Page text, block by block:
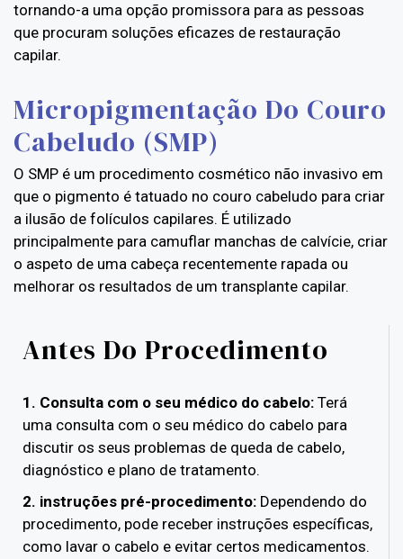
tornando-a uma opção promissora para as pessoas
que procuram soluções eficazes de restauração
capilar.
Micropigmentação Do Couro
Cabeludo (SMP)
O SMP é um procedimento cosmético não invasivo em
que o pigmento é tatuado no couro cabeludo para criar
a ilusão de folículos capilares. É utilizado
principalmente para camuflar manchas de calvície, criar
o aspeto de uma cabeça recentemente rapada ou
melhorar os resultados de um transplante capilar.
Antes Do Procedimento
1. Consulta com o seu médico do cabelo: Terá
uma consulta com o seu médico do cabelo para
discutir os seus problemas de queda de cabelo,
diagnóstico e plano de tratamento.
2. instruções pré-procedimento: Dependendo do
procedimento, pode receber instruções específicas,
como lavar o cabelo e evitar certos medicamentos.